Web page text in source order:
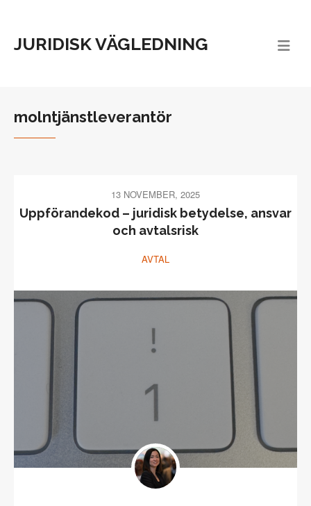
JURIDISK VÄGLEDNING
molntjänstleverantör
13 NOVEMBER, 2025
Uppförandekod – juridisk betydelse, ansvar
och avtalsrisk
AVTAL